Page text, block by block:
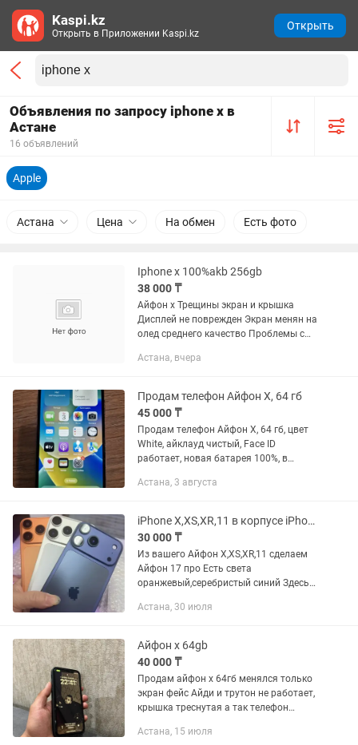
Объявления по запросу iphone x в
Астане
16 объявлений
Apple
Астана Цена На обмен Есть фото
Iphone x 100%akb 256gb
38 000 ₸
Айфон х Трещины экран и крышка
Дисплей не поврежден Экран менян на
олед среднего качество Проблемы с
комплекте сам телефон
Астана, вчера
Продам телефон Айфон Х, 64 гб
45 000 ₸
Продам телефон Айфон Х, 64 гб, цвет
White, айклауд чистый, Face ID
работает, новая батарея 100%, в
окончательная торга и обмена нет.
Астана, 3 августа
iPhone X,XS,XR,11 в корпусе iPhone 17 pro
30 000 ₸
Из вашего Айфон Х,XS,XR,11 сделаем
Айфон 17 про Есть света
оранжевый,серебристый синий Здесь
родной остается Цена ремонта 30К В
Астана, 30 июля
Айфон x 64gb
40 000 ₸
Продам айфон х 64гб менялся только
экран фейс Айди и трутон не работает,
крышка треснутая а так телефон
Айклауда выйду батарею держит
Астана, 15 июля
Kaspi.kz
Открыть в Приложении Kaspi.kz
Открыть